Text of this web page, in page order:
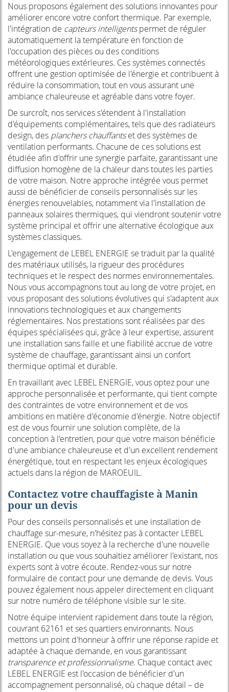
Nous proposons également des solutions innovantes pour
améliorer encore votre confort thermique. Par exemple,
l'intégration de capteurs intelligentspermet de réguler
automatiquement la température en fonction de
l'occupation des pièces ou des conditions
météorologiques extérieures. Ces systèmes connectés
offrent une gestion optimisée de l'énergie et contribuent à
réduire la consommation, tout en vous assurant une
ambiance chaleureuse et agréable dans votre foyer.
De surcroît, nos services s'étendent à l'installation
d'équipements complémentaires, tels que des radiateurs
design, des planchers chauffantset des systèmes de
ventilation performants. Chacune de ces solutions est
étudiée afin d'offrir une synergie parfaite, garantissant une
diffusion homogène de la chaleur dans toutes les parties
de votre maison. Notre approche intégrée vous permet
aussi de bénéficier de conseils personnalisés sur les
énergies renouvelables, notamment via l'installation de
panneaux solaires thermiques, qui viendront soutenir votre
système principal et offrir une alternative écologique aux
systèmes classiques.
L'engagement de LEBEL ENERGIE se traduit par la qualité
des matériaux utilisés, la rigueur des procédures
techniques et le respect des normes environnementales.
Nous vous accompagnons tout au long de votre projet, en
vous proposant des solutions évolutives qui s'adaptent aux
innovations technologiques et aux changements
réglementaires. Nos prestations sont réalisées par des
équipes spécialisées qui, grâce à leur expertise, assurent
une installation sans faille et une fiabilité accrue de votre
système de chauffage, garantissant ainsi un confort
thermique optimal et durable.
En travaillant avec LEBEL ENERGIE, vous optez pour une
approche personnalisée et performante, qui tient compte
des contraintes de votre environnement et de vos
ambitions en matière d'économie d'énergie. Notre objectif
est de vous fournir une solution complète, de la
conception à l'entretien, pour que votre maison bénéficie
d'une ambiance chaleureuse et d'un excellent rendement
énergétique, tout en respectant les enjeux écologiques
actuels dans la région de MAROEUIL.
Contactez votre chauffagiste à Manin
pour un devis
Pour des conseils personnalisés et une installation de
chauffage sur-mesure, n'hésitez pas à contacter LEBEL
ENERGIE. Que vous soyez à la recherche d'une nouvelle
installation ou que vous souhaitiez améliorer l'existant, nos
experts sont à votre écoute. Rendez-vous sur notre
formulaire de contact pour une demande de devis. Vous
pouvez également nous appeler directement en cliquant
sur notre numéro de téléphone visible sur le site.
Notre équipe intervient rapidement dans toute la région,
couvrant 62161 et ses quartiers environnants. Nous
mettons un point d'honneur à offrir une réponse rapide et
adaptée à chaque demande, en vous garantissant
transparence et professionnalisme. Chaque contact avec
LEBEL ENERGIE est l'occasion de bénéficier d'un
accompagnement personnalisé, où chaque détail – de